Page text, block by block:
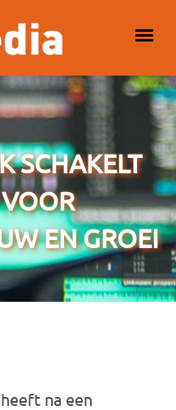
SCHAKELT
EN GROEI
na een